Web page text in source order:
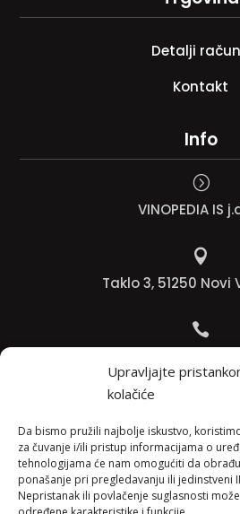
Upravljajte
kolačiće
Da bismo pružili najbolje iskustvo,
za čuvanje i/ili pristup informacijama o
tehnologijama će nam omogućiti da
ponašanje pri pregledavanju ili jedinstveni
Nepristanak ili povlačenje suglasnosti
Detalji
Kontakt
Info
=
VINOPEDIA IS

Taklo 3, 51250 Novi

Jadranko +385 91
